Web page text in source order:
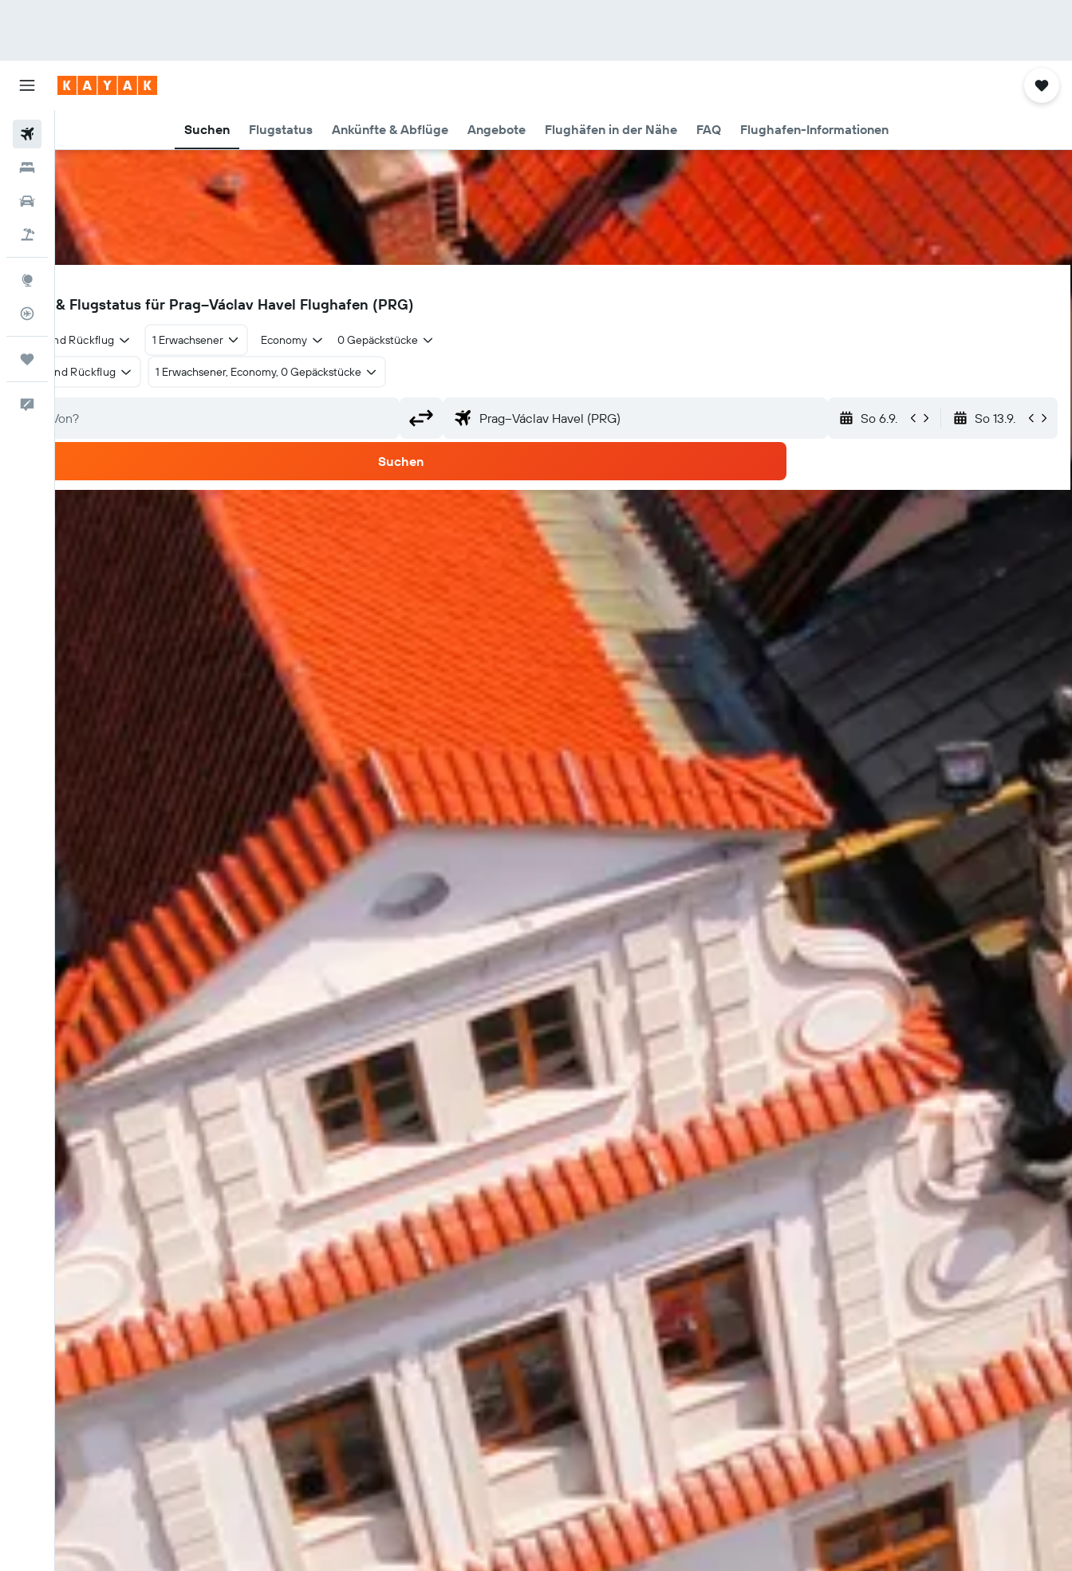
Suchen Flugstatus Ankünfte & Abflüge Angebote Flughäfen in der Nähe FAQ Flughafen-Informationen
Mietwagen
Pauschalreisen
Flugstatus
PRG
Flüge & Flugstatus für Prag–Václav Havel Flughafen (PRG)
Hin- und Rückflug 1 Erwachsener Economy 0 Gepäckstücke
Hin- und Rückflug 1 Erwachsener, Economy, 0 Gepäckstücke
So 6.9. So 13.9.
Suchen